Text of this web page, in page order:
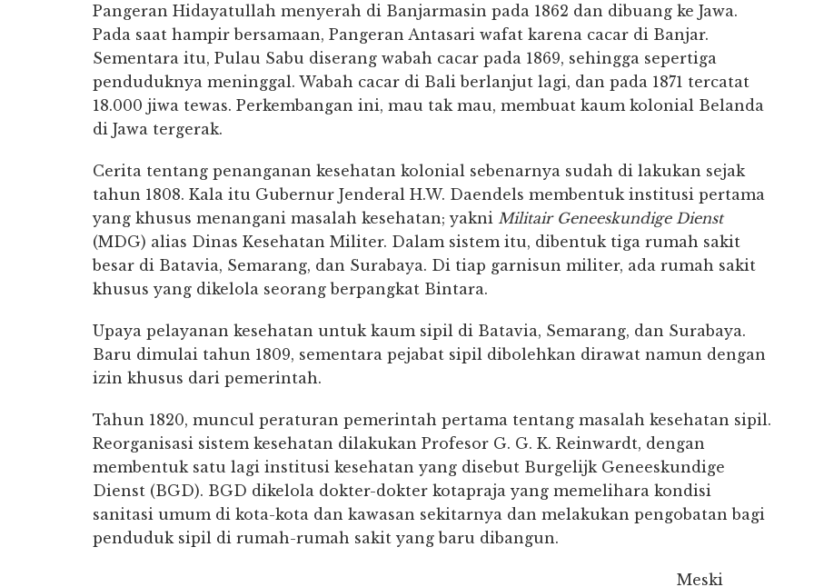
Pangeran Hidayatullah menyerah di Banjarmasin pada 1862 dan dibuang ke Jawa.
Pada saat hampir bersamaan, Pangeran Antasari wafat karena cacar di Banjar.
Sementara itu, Pulau Sabu diserang wabah cacar pada 1869, sehingga sepertiga
penduduknya meninggal. Wabah cacar di Bali berlanjut lagi, dan pada 1871 tercatat
18.000 jiwa tewas. Perkembangan ini, mau tak mau, membuat kaum kolonial Belanda
di Jawa tergerak.
Cerita tentang penanganan kesehatan kolonial sebenarnya sudah di lakukan sejak
tahun 1808. Kala itu Gubernur Jenderal H.W. Daendels membentuk institusi pertama
yang khusus menangani masalah kesehatan; yakni Militair Geneeskundige Dienst
(MDG) alias Dinas Kesehatan Militer. Dalam sistem itu, dibentuk tiga rumah sakit
besar di Batavia, Semarang, dan Surabaya. Di tiap garnisun militer, ada rumah sakit
khusus yang dikelola seorang berpangkat Bintara.
Upaya pelayanan kesehatan untuk kaum sipil di Batavia, Semarang, dan Surabaya.
Baru dimulai tahun 1809, sementara pejabat sipil dibolehkan dirawat namun dengan
izin khusus dari pemerintah.
Tahun 1820, muncul peraturan pemerintah pertama tentang masalah kesehatan sipil.
Reorganisasi sistem kesehatan dilakukan Profesor G. G. K. Reinwardt, dengan
membentuk satu lagi institusi kesehatan yang disebut Burgelijk Geneeskundige
Dienst (BGD). BGD dikelola dokter-dokter kotapraja yang memelihara kondisi
sanitasi umum di kota-kota dan kawasan sekitarnya dan melakukan pengobatan bagi
penduduk sipil di rumah-rumah sakit yang baru dibangun.
Meski